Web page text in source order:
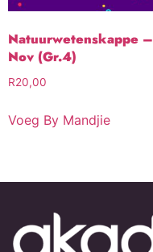
Natuurwetenskappe –
Nov (Gr.4)
R20,00
Voeg By Mandjie